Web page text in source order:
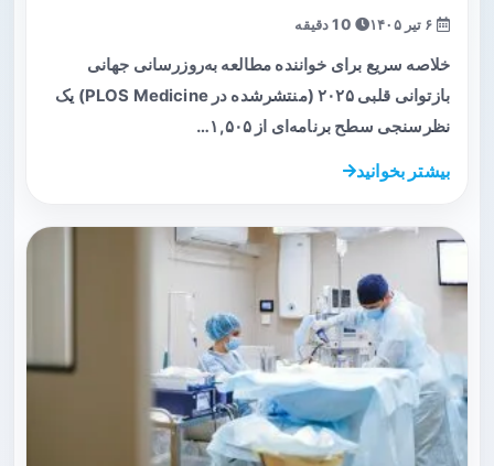
خلاصه سریع برای خواننده مطالعه به‌روزرسانی جهانی
بازتوانی قلبی ۲۰۲۵ (منتشرشده در PLOS Medicine) یک
نظرسنجی سطح برنامه‌ای از ۱,۵۰۵…
بیشتر بخوانید